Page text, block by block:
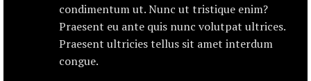
condimentum ut. Nunc ut tristique enim?
Praesent eu ante quis nunc volutpat ultrices.
Praesent ultricies tellus sit amet interdum
congue.